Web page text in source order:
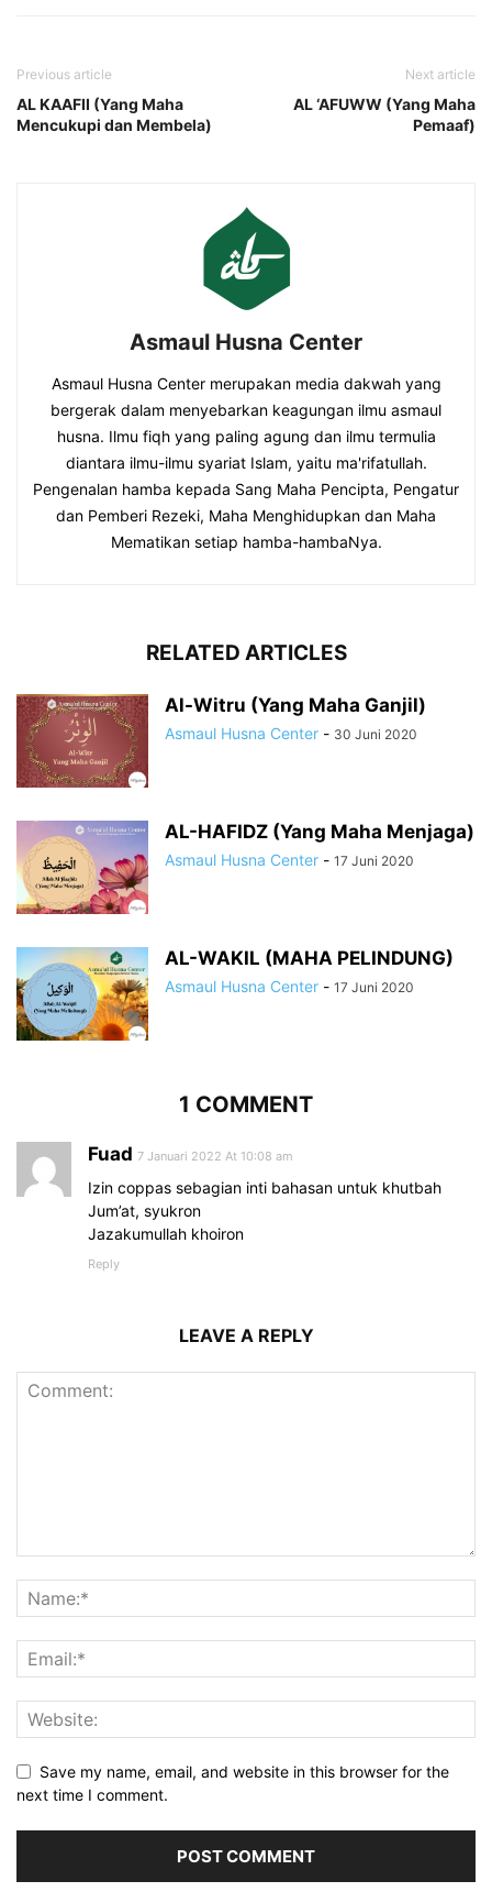
Previous article
AL KAAFII (Yang Maha
Mencukupi dan Membela)
Next article
AL ‘AFUWW (Yang Maha
Pemaaf)
Asmaul Husna Center
Asmaul Husna Center merupakan media dakwah yang
bergerak dalam menyebarkan keagungan ilmu asmaul
husna. Ilmu fiqh yang paling agung dan ilmu termulia
diantara ilmu-ilmu syariat Islam, yaitu ma'rifatullah.
Pengenalan hamba kepada Sang Maha Pencipta, Pengatur
dan Pemberi Rezeki, Maha Menghidupkan dan Maha
Mematikan setiap hamba-hambaNya.
RELATED ARTICLES
Al-Witru (Yang Maha Ganjil)
Asmaul Husna Center - 30 Juni 2020
AL-HAFIDZ (Yang Maha Menjaga)
Asmaul Husna Center - 17 Juni 2020
AL-WAKIL (MAHA PELINDUNG)
Asmaul Husna Center - 17 Juni 2020
1 COMMENT
Fuad 7 Januari 2022 At 10:08 am
Izin coppas sebagian inti bahasan untuk khutbah
Jum’at, syukron
Jazakumullah khoiron
Reply
LEAVE A REPLY
Save my name, email, and website in this browser for the
next time I comment.